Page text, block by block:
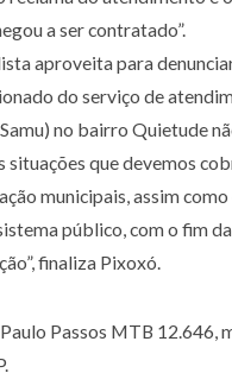
a ser contratado”.
aproveita para
do serviço de
no bairro Quietude
situações que devemos
municipais, assim
público, com o fim
finaliza Pixoxó.
Passos MTB 12.646,